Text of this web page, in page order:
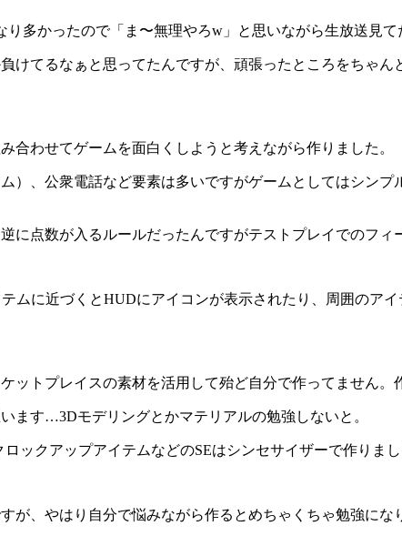
多かったので「ま〜無理やろw」と思いながら生放送見て
けてるなぁと思ってたんですが、頑張ったところをちゃん
合わせてゲームを面白くしようと考えながら作りました。
）、公衆電話など要素は多いですがゲームとしてはシン
に点数が入るルールだったんですがテストプレイでのフィ
ムに近づくとHUDにアイコンが表示されたり、周囲のア
ットプレイスの素材を活用して殆ど自分で作ってません
ます…3Dモデリングとかマテリアルの勉強しないと。
ックアップアイテムなどのSEはシンセサイザーで作りま
が、やはり自分で悩みながら作るとめちゃくちゃ勉強に